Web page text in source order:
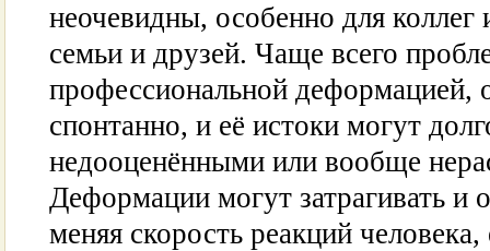
неочевидны, особенно для коллег
семьи и друзей. Чаще всего
профессиональной деформацией,
спонтанно, и её истоки могут
недооценёнными или вообще
Деформации могут затрагивать и
меняя скорость реакций